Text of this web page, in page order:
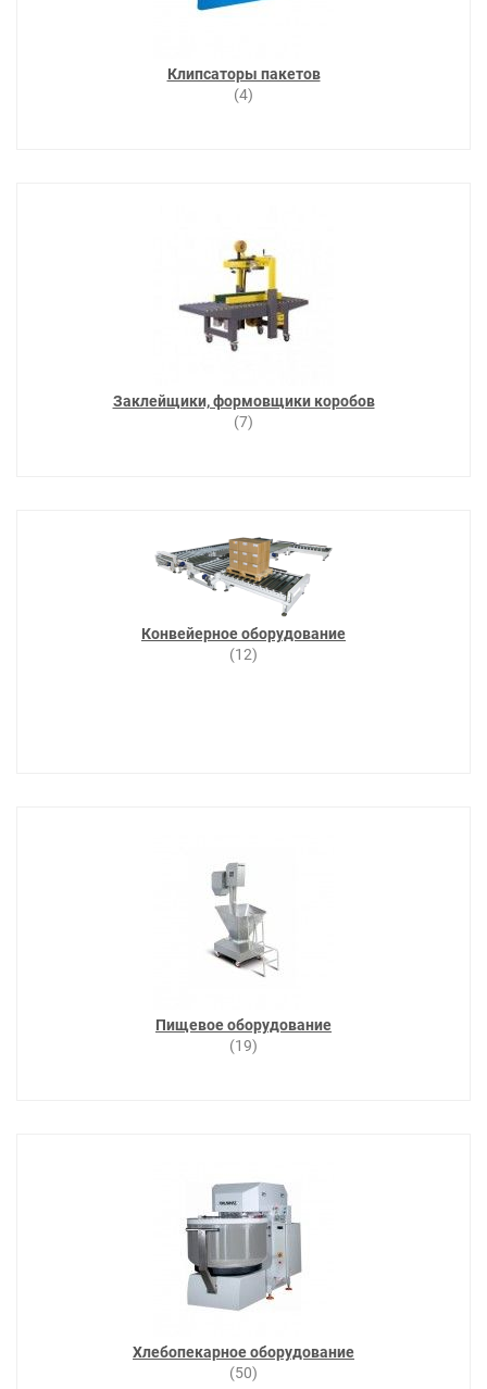
Клипсаторы пакетов
(4)
Заклейщики, формовщики коробов
(7)
Конвейерное оборудование
(12)
Пищевое оборудование
(19)
Хлебопекарное оборудование
(50)